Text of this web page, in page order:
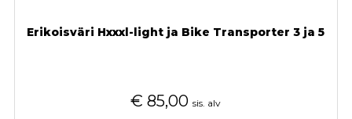
Erikoisväri Hxxxl-light ja Bike Transporter 3 ja 5
€ 85,00 sis. alv